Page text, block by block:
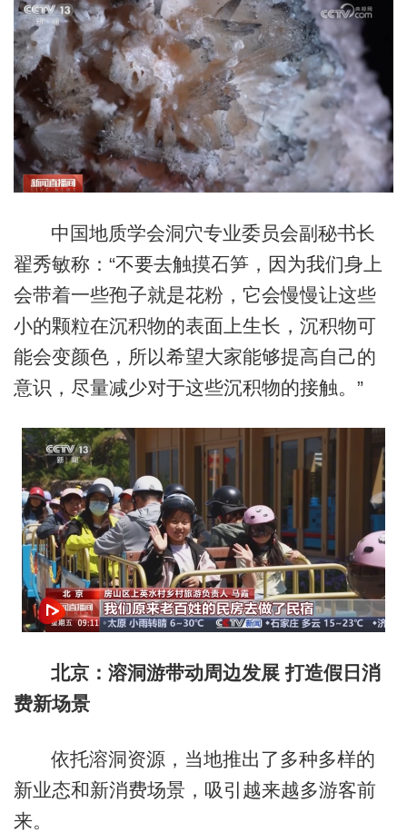
中国地质学会洞穴专业委员会副秘书长
翟秀敏称：“不要去触摸石笋，因为我们身上
会带着一些孢子就是花粉，它会慢慢让这些
小的颗粒在沉积物的表面上生长，沉积物可
能会变颜色，所以希望大家能够提高自己的
意识，尽量减少对于这些沉积物的接触。”
北京：溶洞游带动周边发展 打造假日消
费新场景
依托溶洞资源，当地推出了多种多样的
新业态和新消费场景，吸引越来越多游客前
来。